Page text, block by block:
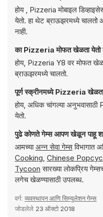
होय , Pizzeria मोबाइल डिव्हाइसेसवर तसेच डेस्कटॉप
येतो. हा थेट ब्राऊझरमध्ये चालतो आणि कोणतेही डाउनलोड करण्याची गरज
नाही.
का Pizzeria मोफत खेळता
होय, Pizzeria Y8 वर मोफत
ब्राऊझरमध्ये चालतो.
पूर्ण
होय, अधिक चांगल्या
येतो.
पुढे कोणते गेम्स आपण खेळून पाहू
आमच्याअन्न सेवा गेम्सविभागात
Cooking, Chinese
Tycoon सारख्या लोकप्रिय
लगेच खेळण्यासाठी उपलब्ध.
वर्ग: व्यवस्थापन आणि सिम्युलेशन गेम्स
जोडलेले 23 ऑक्टो 2018